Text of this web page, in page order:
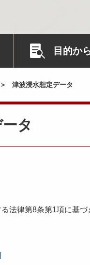
目的か
津波浸水想定データ
タ
法律第8条第1項に基